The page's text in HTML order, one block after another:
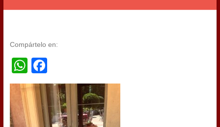
Compártelo en:
WhatsApp